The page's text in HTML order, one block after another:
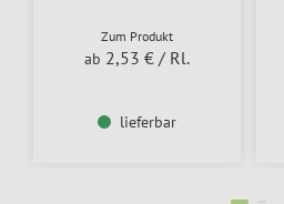
Zum Produkt
ab 2,53 € / Rl.
lieferbar